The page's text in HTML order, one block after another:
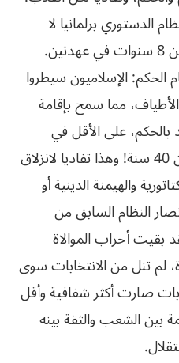
الدستوري برلمانيا لا
رئاسيا، والرئيس لا يعمر أكثر من 8 سنوات في عهدتين.
الإسلاميون سيطروا
مما سمح بإقامة
بالحكم، على الأقل في
المرحلة المقبلة التي لا تقل عن 40 سنة! وهذا تفاديا لانزلاق
والهيمنة الدينية أو
النظام السابق من
بقيت أحزاب الموالاة
لم تنل من الانتخابات سوى
صارت أكثر شفافية وأقل
الشعب والثقة بينه